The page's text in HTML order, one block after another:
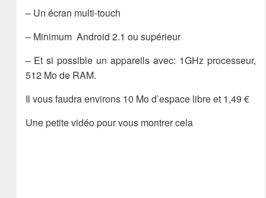
– Un écran multi-touch
– Minimum Android 2.1 ou supérieur
– Et si possible un appareils avec: 1GHz processeur,
512 Mo de RAM.
Il vous faudra environs 10 Mo d’espace libre et 1,49 €
Une petite vidéo pour vous montrer cela